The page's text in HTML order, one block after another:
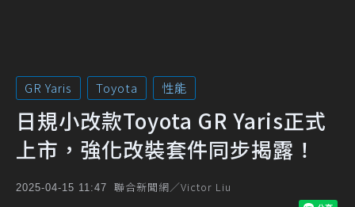
GR Yaris Toyota 性能
日規小改款Toyota GR Yaris正式
上市，強化改裝套件同步揭露！
2025-04-15 11:47 聯合新聞網／Victor Liu